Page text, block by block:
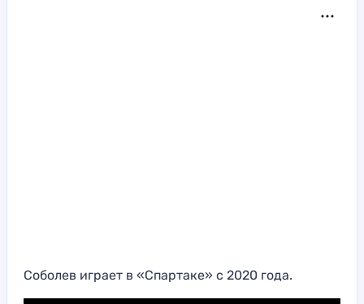
Соболев играет в «Спартаке» с 2020 года.